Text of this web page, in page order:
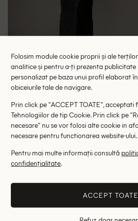
Rochie lunga Missguided, negru
RRP: 249.00 lei
L
Altii au fost
Folosim module cookie proprii și ale
analitice și pentru a-ți prezenta
personalizat pe baza unui profil elaborat
obiceiurile tale de navigare.
Prin click pe "ACCEPT TOATE",
Tehnologiilor de tip Cookie. Prin click pe
necesare" nu se vor folosi alte cookie in
necesare pentru functionarea website-ului.
Pentru mai multe informații consultă
confidențialitate.
ACCEPT TOATE